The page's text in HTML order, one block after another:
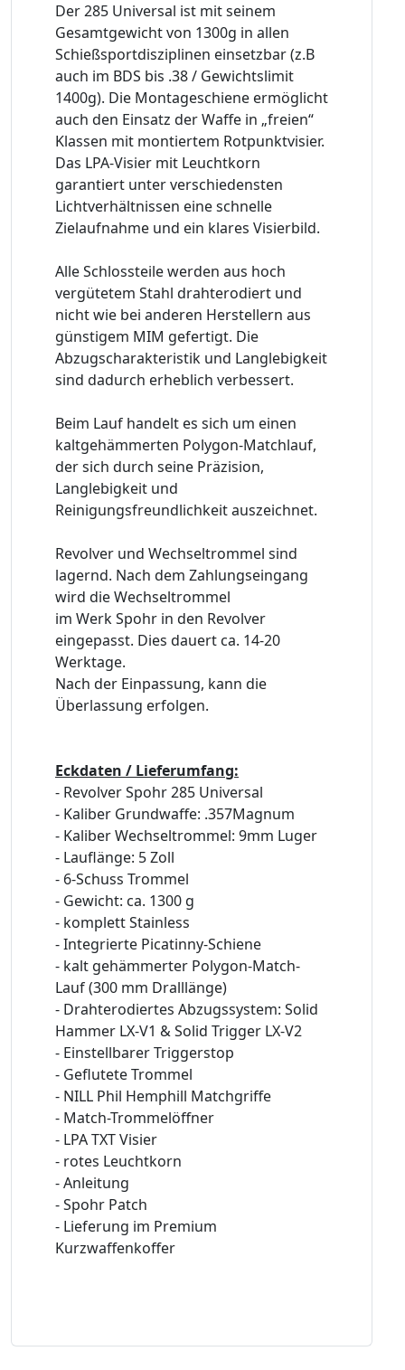
Der 285 Universal ist mit seinem
Gesamtgewicht von 1300g in allen
Schießsportdisziplinen einsetzbar (z.B
auch im BDS bis .38 / Gewichtslimit
1400g). Die Montageschiene ermöglicht
auch den Einsatz der Waffe in „freien“
Klassen mit montiertem Rotpunktvisier.
Das LPA-Visier mit Leuchtkorn
garantiert unter verschiedensten
Lichtverhältnissen eine schnelle
Zielaufnahme und ein klares Visierbild.
Alle Schlossteile werden aus hoch
vergütetem Stahl drahterodiert und
nicht wie bei anderen Herstellern aus
günstigem MIM gefertigt. Die
Abzugscharakteristik und Langlebigkeit
sind dadurch erheblich verbessert.
Beim Lauf handelt es sich um einen
kaltgehämmerten Polygon-Matchlauf,
der sich durch seine Präzision,
Langlebigkeit und
Reinigungsfreundlichkeit auszeichnet.
Revolver und Wechseltrommel sind
lagernd. Nach dem Zahlungseingang
wird die Wechseltrommel
im Werk Spohr in den Revolver
eingepasst. Dies dauert ca. 14-20
Werktage.
Nach der Einpassung, kann die
Überlassung erfolgen.
Eckdaten / Lieferumfang:
- Revolver Spohr 285 Universal
- Kaliber Grundwaffe: .357Magnum
- Kaliber Wechseltrommel: 9mm Luger
- Lauflänge: 5 Zoll
- 6-Schuss Trommel
- Gewicht: ca. 1300 g
- komplett Stainless
- Integrierte Picatinny-Schiene
- kalt gehämmerter Polygon-Match-
Lauf (300 mm Dralllänge)
- Drahterodiertes Abzugssystem: Solid
Hammer LX-V1 & Solid Trigger LX-V2
- Einstellbarer Triggerstop
- Geflutete Trommel
- NILL Phil Hemphill Matchgriffe
- Match-Trommelöffner
- LPA TXT Visier
- rotes Leuchtkorn
- Anleitung
- Spohr Patch
- Lieferung im Premium
Kurzwaffenkoffer